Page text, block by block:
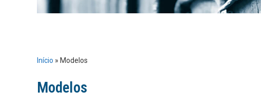
Início » Modelos
Modelos